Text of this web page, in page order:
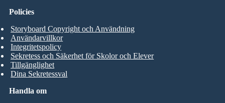
Handla om
Policies
Storyboard Copyright och Användning
Användarvillkor
Integritetspolicy
Sekretess och Säkerhet för Skolor och Elever
Tillgänglighet
Dina Sekretessval